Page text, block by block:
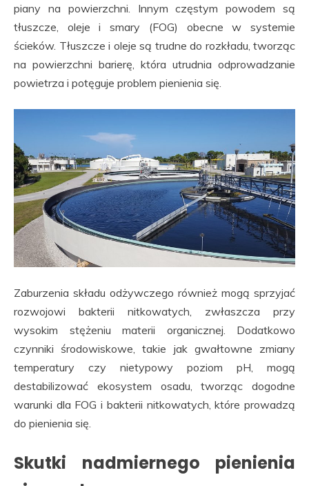
piany na powierzchni. Innym częstym powodem są
tłuszcze, oleje i smary (FOG) obecne w systemie
ścieków. Tłuszcze i oleje są trudne do rozkładu, tworząc
na powierzchni barierę, która utrudnia odprowadzanie
powietrza i potęguje problem pienienia się.
Zaburzenia składu odżywczego również mogą sprzyjać
rozwojowi bakterii nitkowatych, zwłaszcza przy
wysokim stężeniu materii organicznej. Dodatkowo
czynniki środowiskowe, takie jak gwałtowne zmiany
temperatury czy nietypowy poziom pH, mogą
destabilizować ekosystem osadu, tworząc dogodne
warunki dla FOG i bakterii nitkowatych, które prowadzą
do pienienia się.
Skutki nadmiernego pienienia